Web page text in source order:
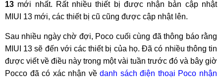
13 mới nhất. Rất nhiều thiết bị được nhận bản cập nhật
MIUI 13 mới, các thiết bị cũ cũng được cập nhật lên.
Sau nhiều ngày chờ đợi, Poco cuối cùng đã thông báo rằng
MIUI 13 sẽ đến với các thiết bị của họ. Đã có nhiều thông tin
được viết về điều này trong một vài tuần trước đó và bây giờ
Pocco đã có xác nhận vềdanh sách điện thoại Poco nhận